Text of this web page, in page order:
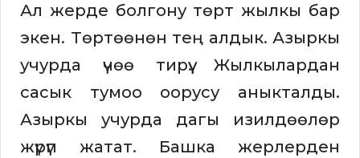
Ал жерде болгону төрт жылкы бар
экен. Төртөөнөн тең алдык. Азыркы
учурда үчөө тирүү. Жылкылардан
сасык тумоо оорусу аныкталды.
Азыркы учурда дагы изилдөөлөр
жүрүп жатат. Башка жерлерден